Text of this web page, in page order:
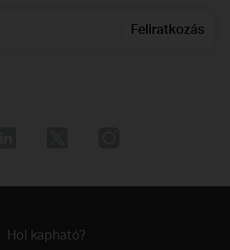
Feliratkozás
Hol kapható?